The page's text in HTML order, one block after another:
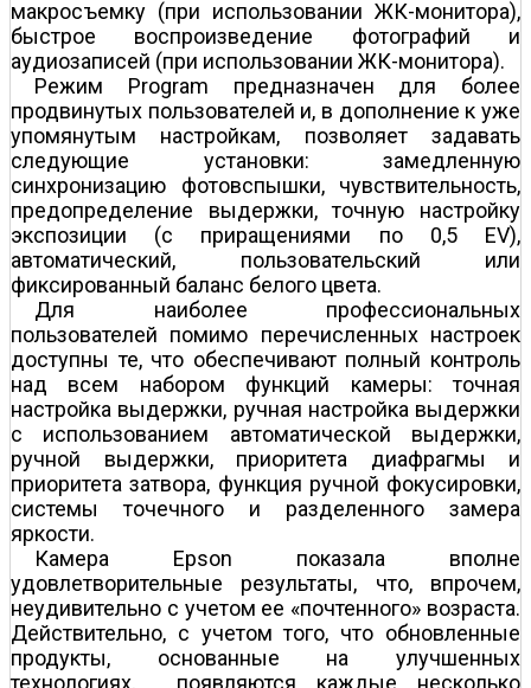
макросъемку (при использовании ЖК-монитора),
быстрое воспроизведение фотографий и
аудиозаписей (при использовании ЖК-монитора).
Режим Program предназначен для более
продвинутых пользователей и, в дополнение к уже
упомянутым настройкам, позволяет задавать
следующие установки: замедленную
синхронизацию фотовспышки, чувствительность,
предопределение выдержки, точную настройку
экспозиции (с приращениями по 0,5 EV),
автоматический, пользовательский или
фиксированный баланс белого цвета.
Для наиболее профессиональных
пользователей помимо перечисленных настроек
доступны те, что обеспечивают полный контроль
над всем набором функций камеры: точная
настройка выдержки, ручная настройка выдержки
с использованием автоматической выдержки,
ручной выдержки, приоритета диафрагмы и
приоритета затвора, функция ручной фокусировки,
системы точечного и разделенного замера
яркости.
Камера Epson показала вполне
удовлетворительные результаты, что, впрочем,
неудивительно с учетом ее «почтенного» возраста.
Действительно, с учетом того, что обновленные
продукты, основанные на улучшенных
технологиях, появляются каждые несколько